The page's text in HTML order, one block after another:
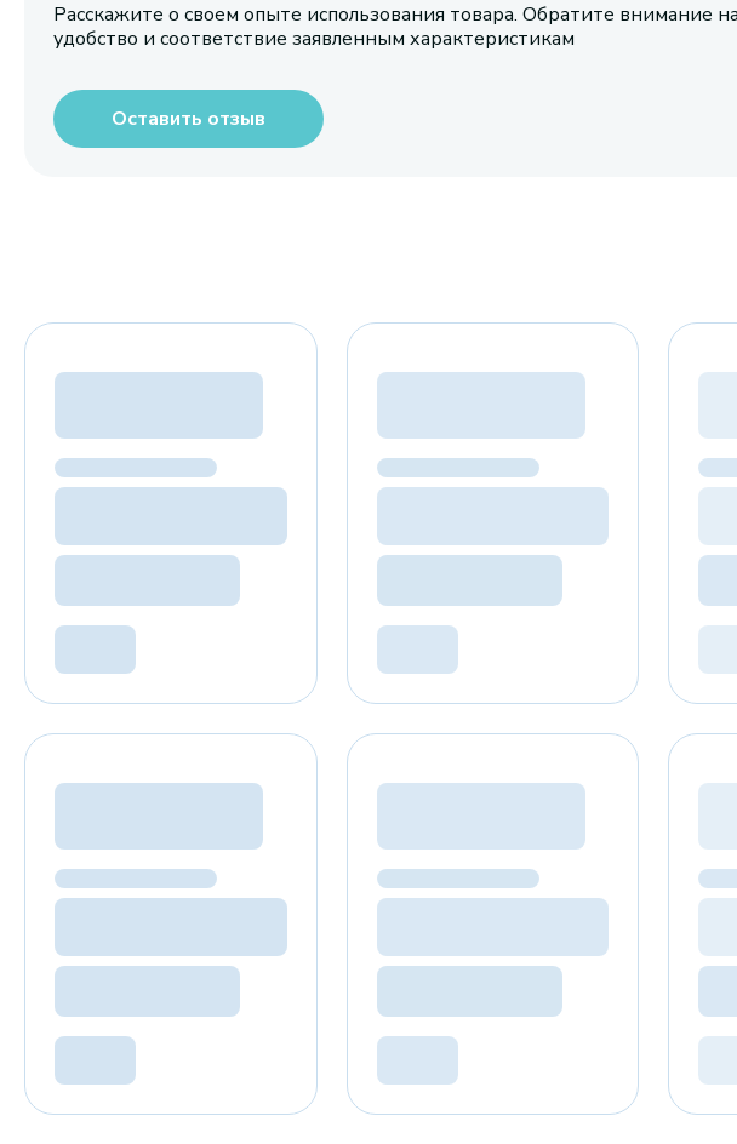
Расскажите о своем опыте использования товара. Обратите внимание
удобство и соответствие заявленным характеристикам
Оставить отзыв